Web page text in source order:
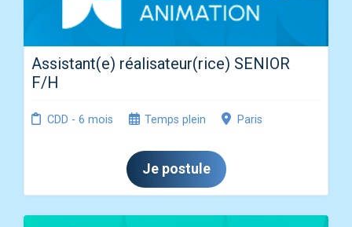
Assistant(e) réalisateur(rice) SENIOR
F/H
CDD - 6 mois Temps plein Paris
Je postule